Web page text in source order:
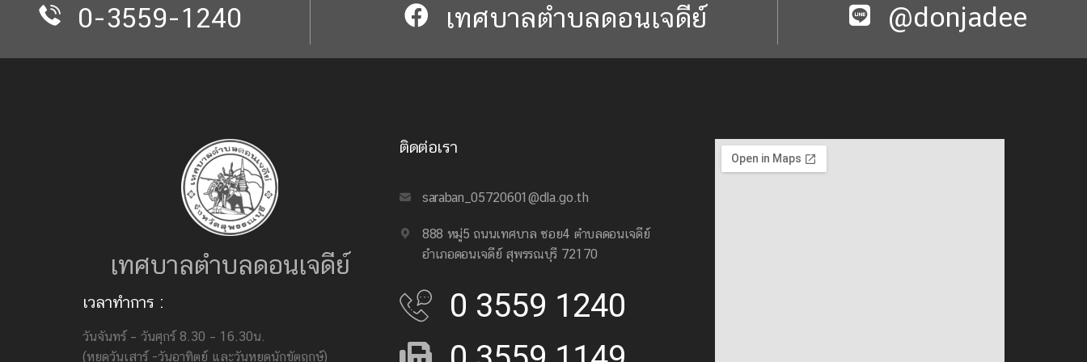
0-3559-1240 เทศบาลตำบลดอนเจดีย์​​ @donjadee​
เทศบาลตำบลดอนเจดีย์
เวลาทำการ :
วันจันทร์ – วันศุกร์ 8.30 – 16.30น.
(หยุดวันเสาร์ -วันอาทิตย์ และวันหยุดนักขัตฤกษ์)
ติดต่อเรา
saraban_05720601@dla.go.th
888 หมู่5 ถนนเทศบาล ซอย4 ตำบลดอนเจดีย์
อำเภอดอนเจดีย์ สุพรรณบุรี 72170
0 3559 1240